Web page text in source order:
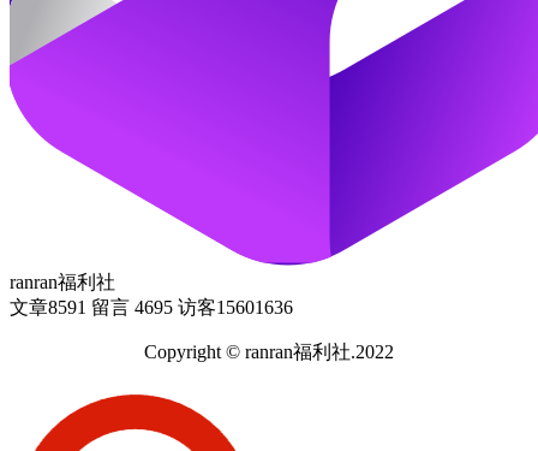
ranran福利社
文章8591 留言 4695 访客15601636
Copyright © ranran福利社.2022